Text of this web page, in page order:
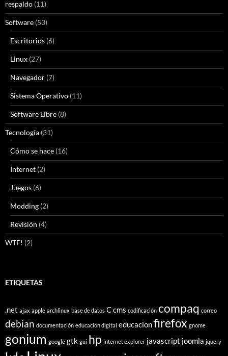
respaldo (11)
Software (53)
Escritorios (6)
Linux (27)
Navegador (7)
Sistema Operativo (11)
Software Libre (8)
Tecnología (31)
Cómo se hace (16)
Internet (2)
Juegos (6)
Modding (2)
Revisión (4)
WTF! (2)
ETIQUETAS
.net ajax apple archlinux base de datos Ccms codificación compaq correo
debian documentación educación digital educacionfirefox gnome
gonium google gtk gui hp internet explorer javascript joomla jquery